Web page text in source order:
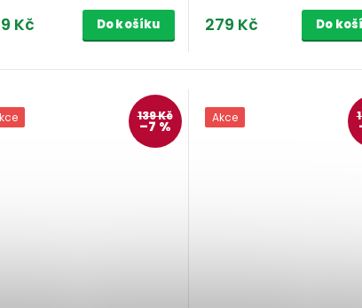
Kč Do košíku 279 Kč Do
139 Kč
–7 %
Akce